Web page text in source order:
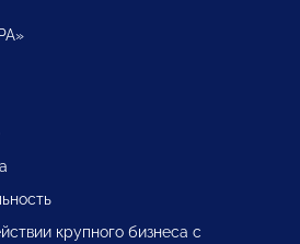
крупного бизнеса с